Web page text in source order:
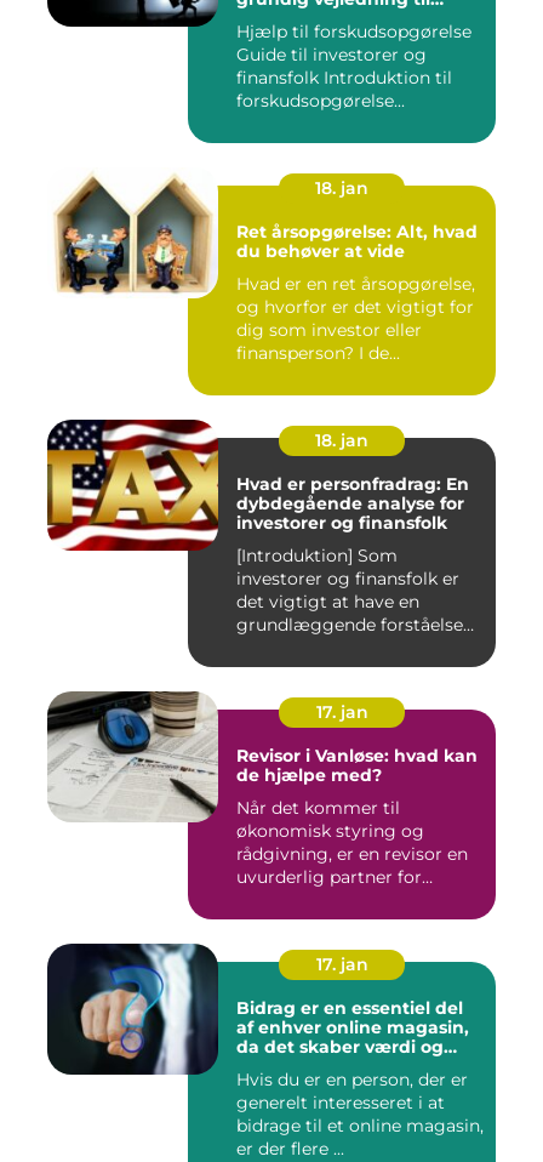
Hjælp til forskudsopgørelse
Guide til investorer og
finansfolk Introduktion til
forskudsopgørelse...
18. jan
Ret årsopgørelse: Alt, hvad
du behøver at vide
Hvad er en ret årsopgørelse,
og hvorfor er det vigtigt for
dig som investor eller
finansperson? I de...
18. jan
Hvad er personfradrag: En
dybdegående analyse for
investorer og finansfolk
[Introduktion] Som
investorer og finansfolk er
det vigtigt at have en
grundlæggende forståelse
17. jan
Revisor i Vanløse: hvad kan
de hjælpe med?
Når det kommer til
økonomisk styring og
rådgivning, er en revisor en
uvurderlig partner for
17. jan
Bidrag er en essentiel del
af enhver online magasin,
da det skaber værdi og
engagerer læsere og
bidragsydere
Hvis du er en person, der er
generelt interesseret i at
bidrage til et online magasin,
er der flere ...